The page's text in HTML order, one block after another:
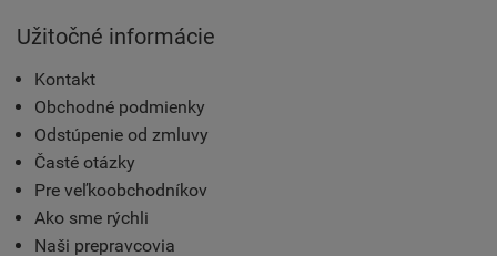
Užitočné informácie
Kontakt
Obchodné podmienky
Odstúpenie od zmluvy
Časté otázky
Pre veľkoobchodníkov
Ako sme rýchli
Naši prepravcovia